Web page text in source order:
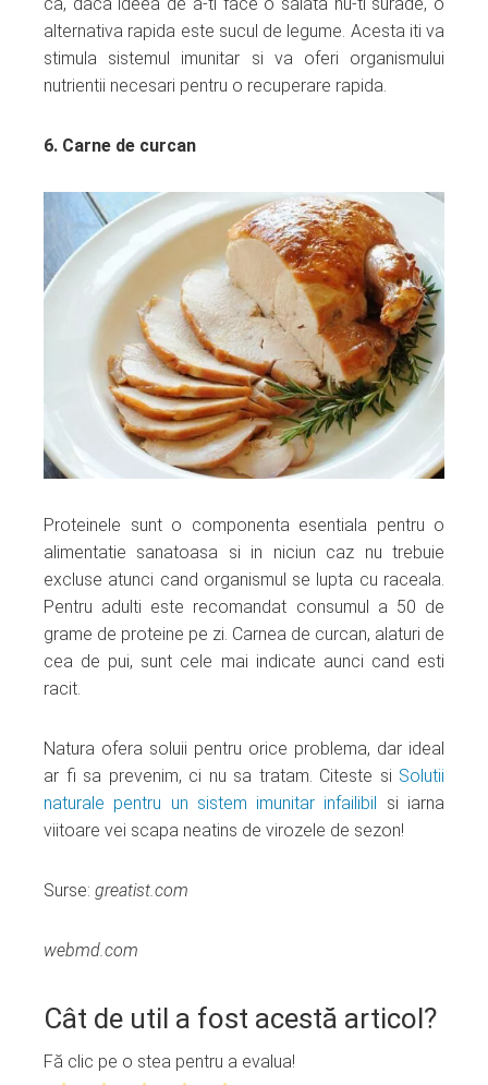
alternativa rapida este sucul de legume. Acesta iti va
stimula sistemul imunitar si va oferi organismului
nutrientii necesari pentru o recuperare rapida.
6. Carne de curcan
Proteinele sunt o componenta esentiala pentru o
alimentatie sanatoasa si in niciun caz nu trebuie
excluse atunci cand organismul se lupta cu raceala.
Pentru adulti este recomandat consumul a 50 de
grame de proteine pe zi. Carnea de curcan, alaturi de
cea de pui, sunt cele mai indicate aunci cand esti
racit.
Natura ofera soluii pentru orice problema, dar ideal
ar fi sa prevenim, ci nu sa tratam. Citeste si Solutii
naturale pentru un sistem imunitar infailibil si iarna
viitoare vei scapa neatins de virozele de sezon!
Surse: greatist.com
webmd.com
Cât de util a fost acestă articol?
Fă clic pe o stea pentru a evalua!